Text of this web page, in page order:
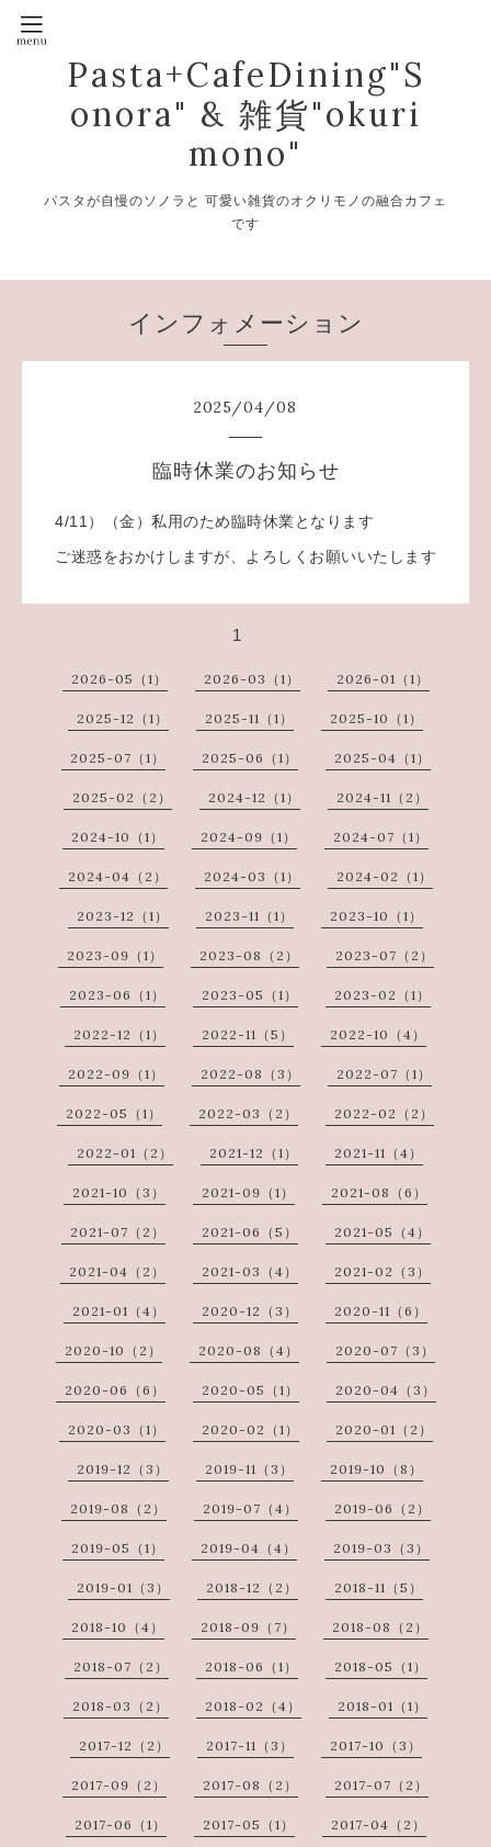
Pasta+CafeDining"S
onora" & 雑貨"okuri
mono"
パスタが自慢のソノラと 可愛い雑貨のオクリモノの融合カフェ
です
インフォメーション
2025/04/08
臨時休業のお知らせ
4/11）（金）私用のため臨時休業となります
ご迷惑をおかけしますが、よろしくお願いいたします
1
2026-05（1） 2026-03（1） 2026-01（1）
2025-12（1） 2025-11（1） 2025-10（1）
2025-07（1） 2025-06（1） 2025-04（1）
2025-02（2） 2024-12（1） 2024-11（2）
2024-10（1） 2024-09（1） 2024-07（1）
2024-04（2） 2024-03（1） 2024-02（1）
2023-12（1） 2023-11（1） 2023-10（1）
2023-09（1） 2023-08（2） 2023-07（2）
2023-06（1） 2023-05（1） 2023-02（1）
2022-12（1） 2022-11（5） 2022-10（4）
2022-09（1） 2022-08（3） 2022-07（1）
2022-05（1） 2022-03（2） 2022-02（2）
2022-01（2） 2021-12（1） 2021-11（4）
2021-10（3） 2021-09（1） 2021-08（6）
2021-07（2） 2021-06（5） 2021-05（4）
2021-04（2） 2021-03（4） 2021-02（3）
2021-01（4） 2020-12（3） 2020-11（6）
2020-10（2） 2020-08（4） 2020-07（3）
2020-06（6） 2020-05（1） 2020-04（3）
2020-03（1） 2020-02（1） 2020-01（2）
2019-12（3） 2019-11（3） 2019-10（8）
2019-08（2） 2019-07（4） 2019-06（2）
2019-05（1） 2019-04（4） 2019-03（3）
2019-01（3） 2018-12（2） 2018-11（5）
2018-10（4） 2018-09（7） 2018-08（2）
2018-07（2） 2018-06（1） 2018-05（1）
2018-03（2） 2018-02（4） 2018-01（1）
2017-12（2） 2017-11（3） 2017-10（3）
2017-09（2） 2017-08（2） 2017-07（2）
2017-06（1） 2017-05（1） 2017-04（2）